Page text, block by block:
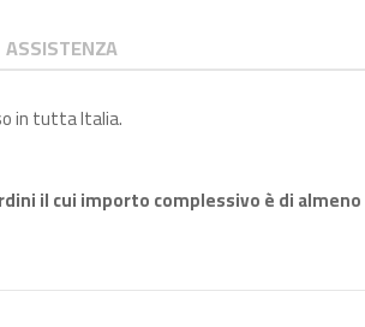
ASSISTENZA
in tutta Italia.
il cui importo complessivo è di almeno